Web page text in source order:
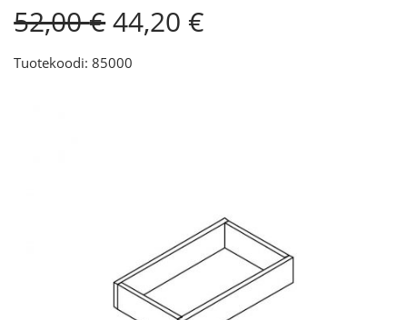
52,00€Original
price
was:
52,00 €.
44,20 €
Tuotekoodi: 85000